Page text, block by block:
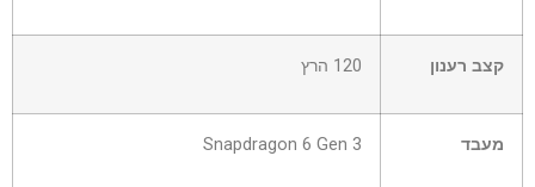
קצב רענון 120 הרץ
מעבד Snapdragon 6 Gen 3